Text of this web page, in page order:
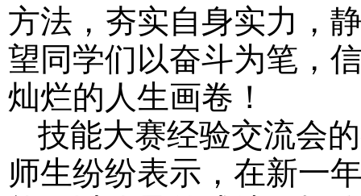
方法，夯实自身实力，
望同学们以奋斗为笔，
灿烂的人生画卷！
技能大赛经验交流会
师生纷纷表示，在新一